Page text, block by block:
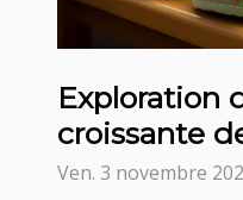
Exploration
croissante
thème
Ven. 3 novembre